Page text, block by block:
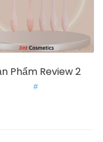
Phẩm Review 2
#